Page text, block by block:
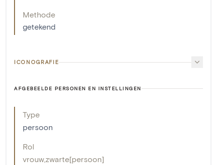
Methode
getekend
ICONOGRAFIE
AFGEBEELDE PERSONEN EN INSTELLINGEN
Type
persoon
Rol
vrouwzwarte[persoon]